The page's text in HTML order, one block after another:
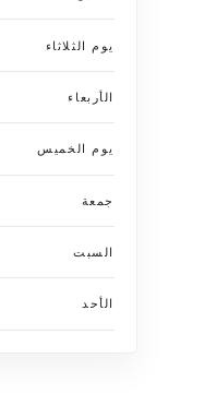
يوم الثلاثاء
الأربعاء
يوم الخميس
جمعة
السبت
الأحد